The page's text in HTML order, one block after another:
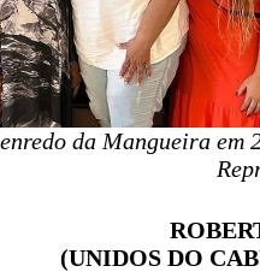
da Mangueira
(UNIDOS DO